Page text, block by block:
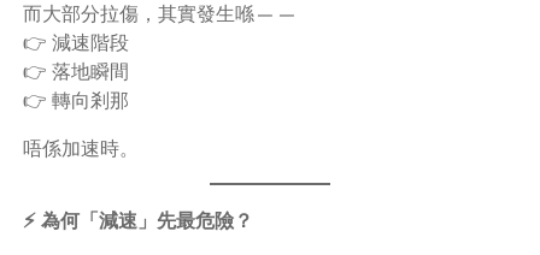
而大部分拉傷，其實發生喺——
👉 減速階段
👉 落地瞬間
👉 轉向剎那
唔係加速時。
⚡ 為何「減速」先最危險？